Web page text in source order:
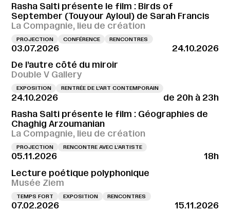
Rasha Salti présente le film : Birds of
September (Touyour Ayloul) de Sarah Francis
La Compagnie, lieu de création
PROJECTION CONFÉRENCE RENCONTRES
03.07.2026
24.10.2026
De l’autre côté du miroir
Double V Gallery
EXPOSITION RENTRÉE DE L'ART CONTEMPORAIN
24.10.2026
de 20h à 23h
Rasha Salti présente le film : Géographies de
Chaghig Arzoumanian
La Compagnie, lieu de création
PROJECTION RENCONTRE AVEC L’ARTISTE
05.11.2026
18h
Lecture poétique polyphonique
Musée Ziem
TEMPS FORT EXPOSITION RENCONTRES
07.02.2026 15.11.2026